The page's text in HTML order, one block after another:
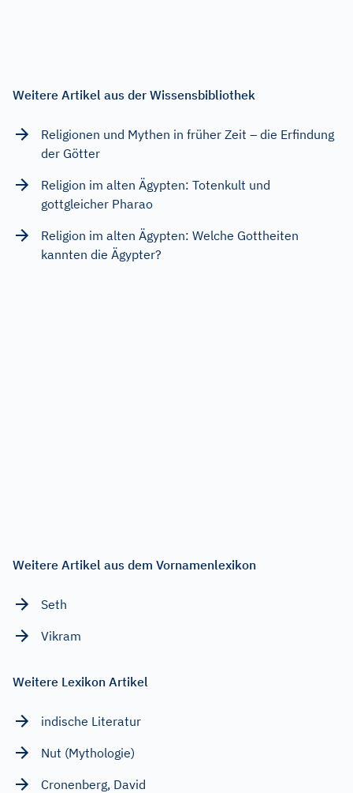
Weitere Artikel aus der Wissensbibliothek
Religionen und Mythen in früher Zeit – die Erfindung
der Götter
Religion im alten Ägypten: Totenkult und
gottgleicher Pharao
Religion im alten Ägypten: Welche Gottheiten
kannten die Ägypter?
Weitere Artikel aus dem Vornamenlexikon
Seth
Vikram
Weitere Lexikon Artikel
indische Literatur
Nut (Mythologie)
Cronenberg, David